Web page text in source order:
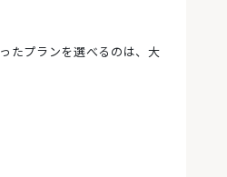
たプランを選べるのは、大